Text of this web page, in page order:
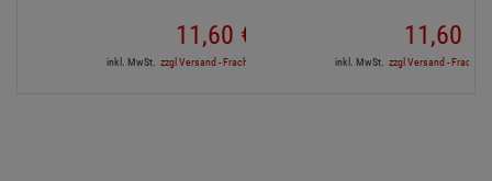
11,60 €
inkl. MwSt. zzgl Versand - Frachtfrei in DE ab 500€
11,60
inkl. MwSt. zzgl Versand -